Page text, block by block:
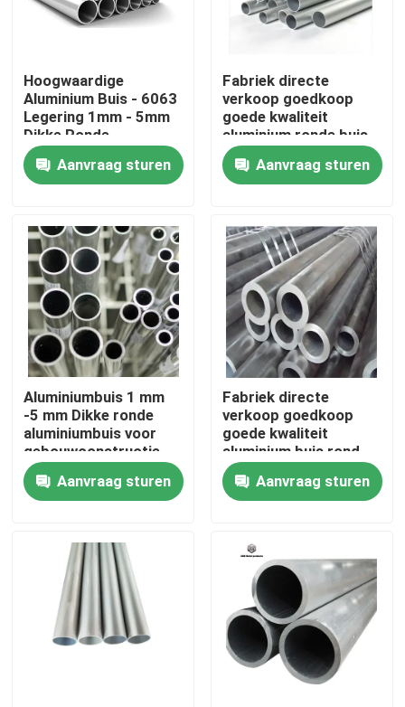
Thuis
Producten
video's
Over ons
Fabriekstocht
Kwaliteitscontrole
Nieuws
Vraag een offerte
Hoogwaardige
Aluminium Buis - 6063
Legering 1mm - 5mm
Dikke Ronde
Aluminium Ronde Pijp
voor Bouwconstructie
Aanvraag sturen
Fabriek directe
verkoop goedkoop
goede kwaliteit
aluminium ronde buis
3003 serie voor
buitengebruik
Aanvraag sturen
Aluminiumbuis 1 mm
-5 mm Dikke ronde
aluminiumbuis voor
gebouwconstructie
Aanvraag sturen
Fabriek directe
verkoop goedkoop
goede kwaliteit
aluminium buis rond
Aanvraag sturen